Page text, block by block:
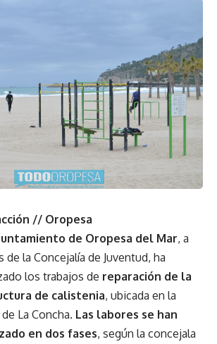
// Oropesa
de Oropesa del Mar, a
de la Concejalía de Juventud, ha
los trabajos de reparación de la
de calistenia, ubicada en la
La Concha. Las labores se han
en dos fases, según la concejala